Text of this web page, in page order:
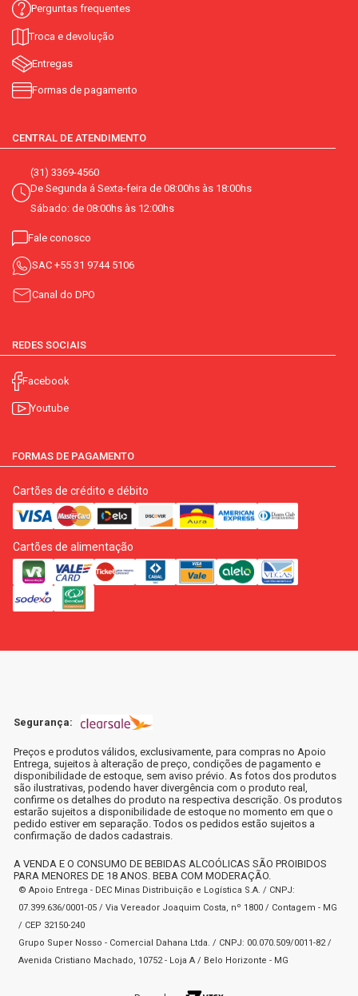
Perguntas frequentes
Troca e devolução
Entregas
Formas de pagamento
CENTRAL DE ATENDIMENTO
(31) 3369-4560
De Segunda á Sexta-feira de 08:00hs às 18:00hs
Sábado: de 08:00hs às 12:00hs
Fale conosco
SAC +55 31 9744 5106
Canal do DPO
REDES SOCIAIS
Facebook
Youtube
FORMAS DE PAGAMENTO
Cartões de crédito e débito
Cartões de alimentação
Segurança:
Preços e produtos válidos, exclusivamente, para compras no Apoio
Entrega, sujeitos à alteração de preço, condições de pagamento e
disponibilidade de estoque, sem aviso prévio. As fotos dos produtos
são ilustrativas, podendo haver divergência com o produto real,
confirme os detalhes do produto na respectiva descrição. Os produtos
estarão sujeitos a disponibilidade de estoque no momento em que o
pedido estiver em separação. Todos os pedidos estão sujeitos a
confirmação de dados cadastrais.
A VENDA E O CONSUMO DE BEBIDAS ALCOÓLICAS SÃO PROIBIDOS
PARA MENORES DE 18 ANOS. BEBA COM MODERAÇÃO.
© Apoio Entrega - DEC Minas Distribuição e Logística S.A. / CNPJ:
07.399.636/0001-05 / Via Vereador Joaquim Costa, nº 1800 / Contagem - MG
/ CEP 32150-240
Grupo Super Nosso - Comercial Dahana Ltda. / CNPJ: 00.070.509/0011-82 /
Avenida Cristiano Machado, 10752 - Loja A / Belo Horizonte - MG